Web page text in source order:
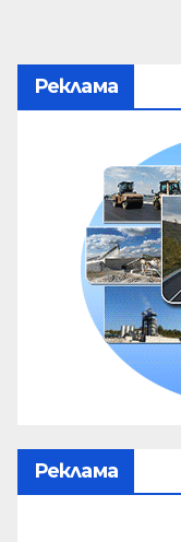
Реклама
Реклама